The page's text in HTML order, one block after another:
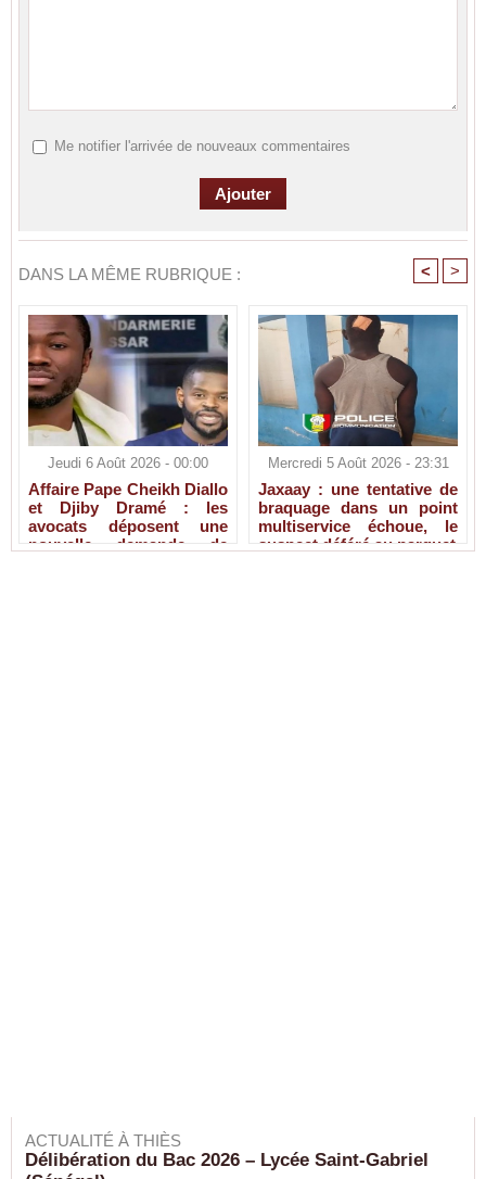
Me notifier l'arrivée de nouveaux commentaires
DANS LA MÊME RUBRIQUE : < >
Jeudi 6 Août 2026 - 00:00
Affaire Pape Cheikh Diallo
et Djiby Dramé : les
avocats déposent une
nouvelle demande de
Mercredi 5 Août 2026 - 23:31
Jaxaay : une tentative de
braquage dans un point
multiservice échoue, le
suspect déféré au parquet
ACTUALITÉ À THIÈS
Délibération du Bac 2026 – Lycée Saint-Gabriel